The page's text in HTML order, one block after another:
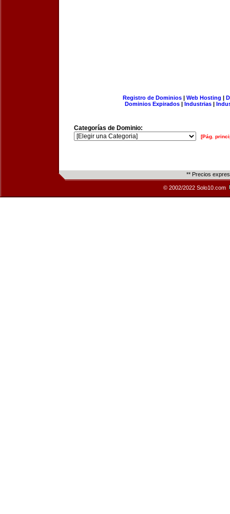
Registro de Dominios| Web Hosting |
Dominios Expirados | Industrias |
Categorías de Dominio:
[Pág.
** Precios
© 2002/2022 Solo10.com